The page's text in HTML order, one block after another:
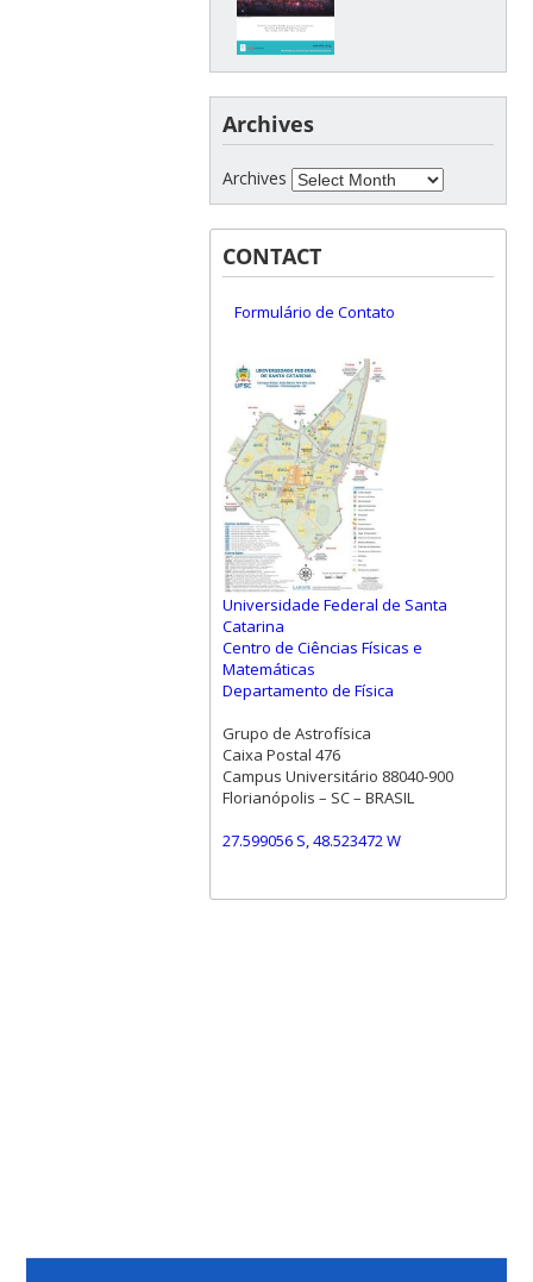
Archives
Archives
CONTACT
Formulário de Contato
Universidade Federal de Santa
Catarina
Centro de Ciências Físicas e
Matemáticas
Departamento de Física
Grupo de Astrofísica
Caixa Postal 476
Campus Universitário 88040-900
Florianópolis – SC – BRASIL
27.599056 S, 48.523472 W